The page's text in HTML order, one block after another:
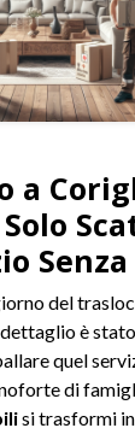
a
del
è
quel
di
si trasformi